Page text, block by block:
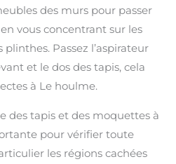
des murs pour passer
vous concentrant sur les
Passez l’aspirateur
et le dos des tapis, cela
à Le houlme.
des tapis et des moquettes à
pour vérifier toute
les régions cachées